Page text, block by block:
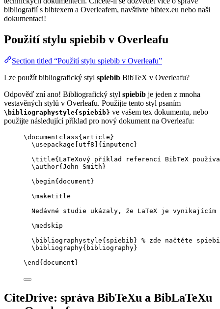
bibliografií s bibtexem a Overleafem, navštivte bibtex.eu nebo naši
dokumentaci!
Použití stylu spiebib v Overleafu
Section titled “Použití stylu spiebib v Overleafu”
Lze použít bibliografický styl spiebib BibTeX v Overleafu?
Odpověď zní ano! Bibliografický styl spiebib je jeden z mnoha
vestavěných stylů v Overleafu. Použijte tento styl psaním
\bibliographystyle{spiebib} ve vašem tex dokumentu, nebo
použijte následující příklad pro nový dokument na Overleafu:
\documentclass{ article }
\usepackage
utf8 ]{ inputenc }
\title{LaTeXový příklad referencí BibTeX
\author{John Smith}
\begin{ document }
\maketitle
Nedávné studie ukázaly, že LaTeX je vynikajícím
\medskip
\bibliographystyle{spiebib} % zde načtěte
\bibliography{bibliography}
\end { document }
CiteDrive: správa BibTeXu a BibLaTeXu